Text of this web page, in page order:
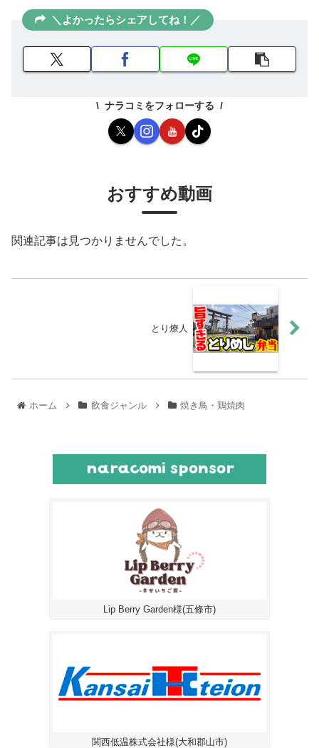
＼よかったらシェアしてね！／
ナラコミをフォローする
おすすめ動画
関連記事は見つかりませんでした。
とり燎人
ホーム 飲食ジャンル 焼き鳥・鶏焼肉
Lip Berry Garden様(五條市)
関西低温株式会社様(大和郡山市)